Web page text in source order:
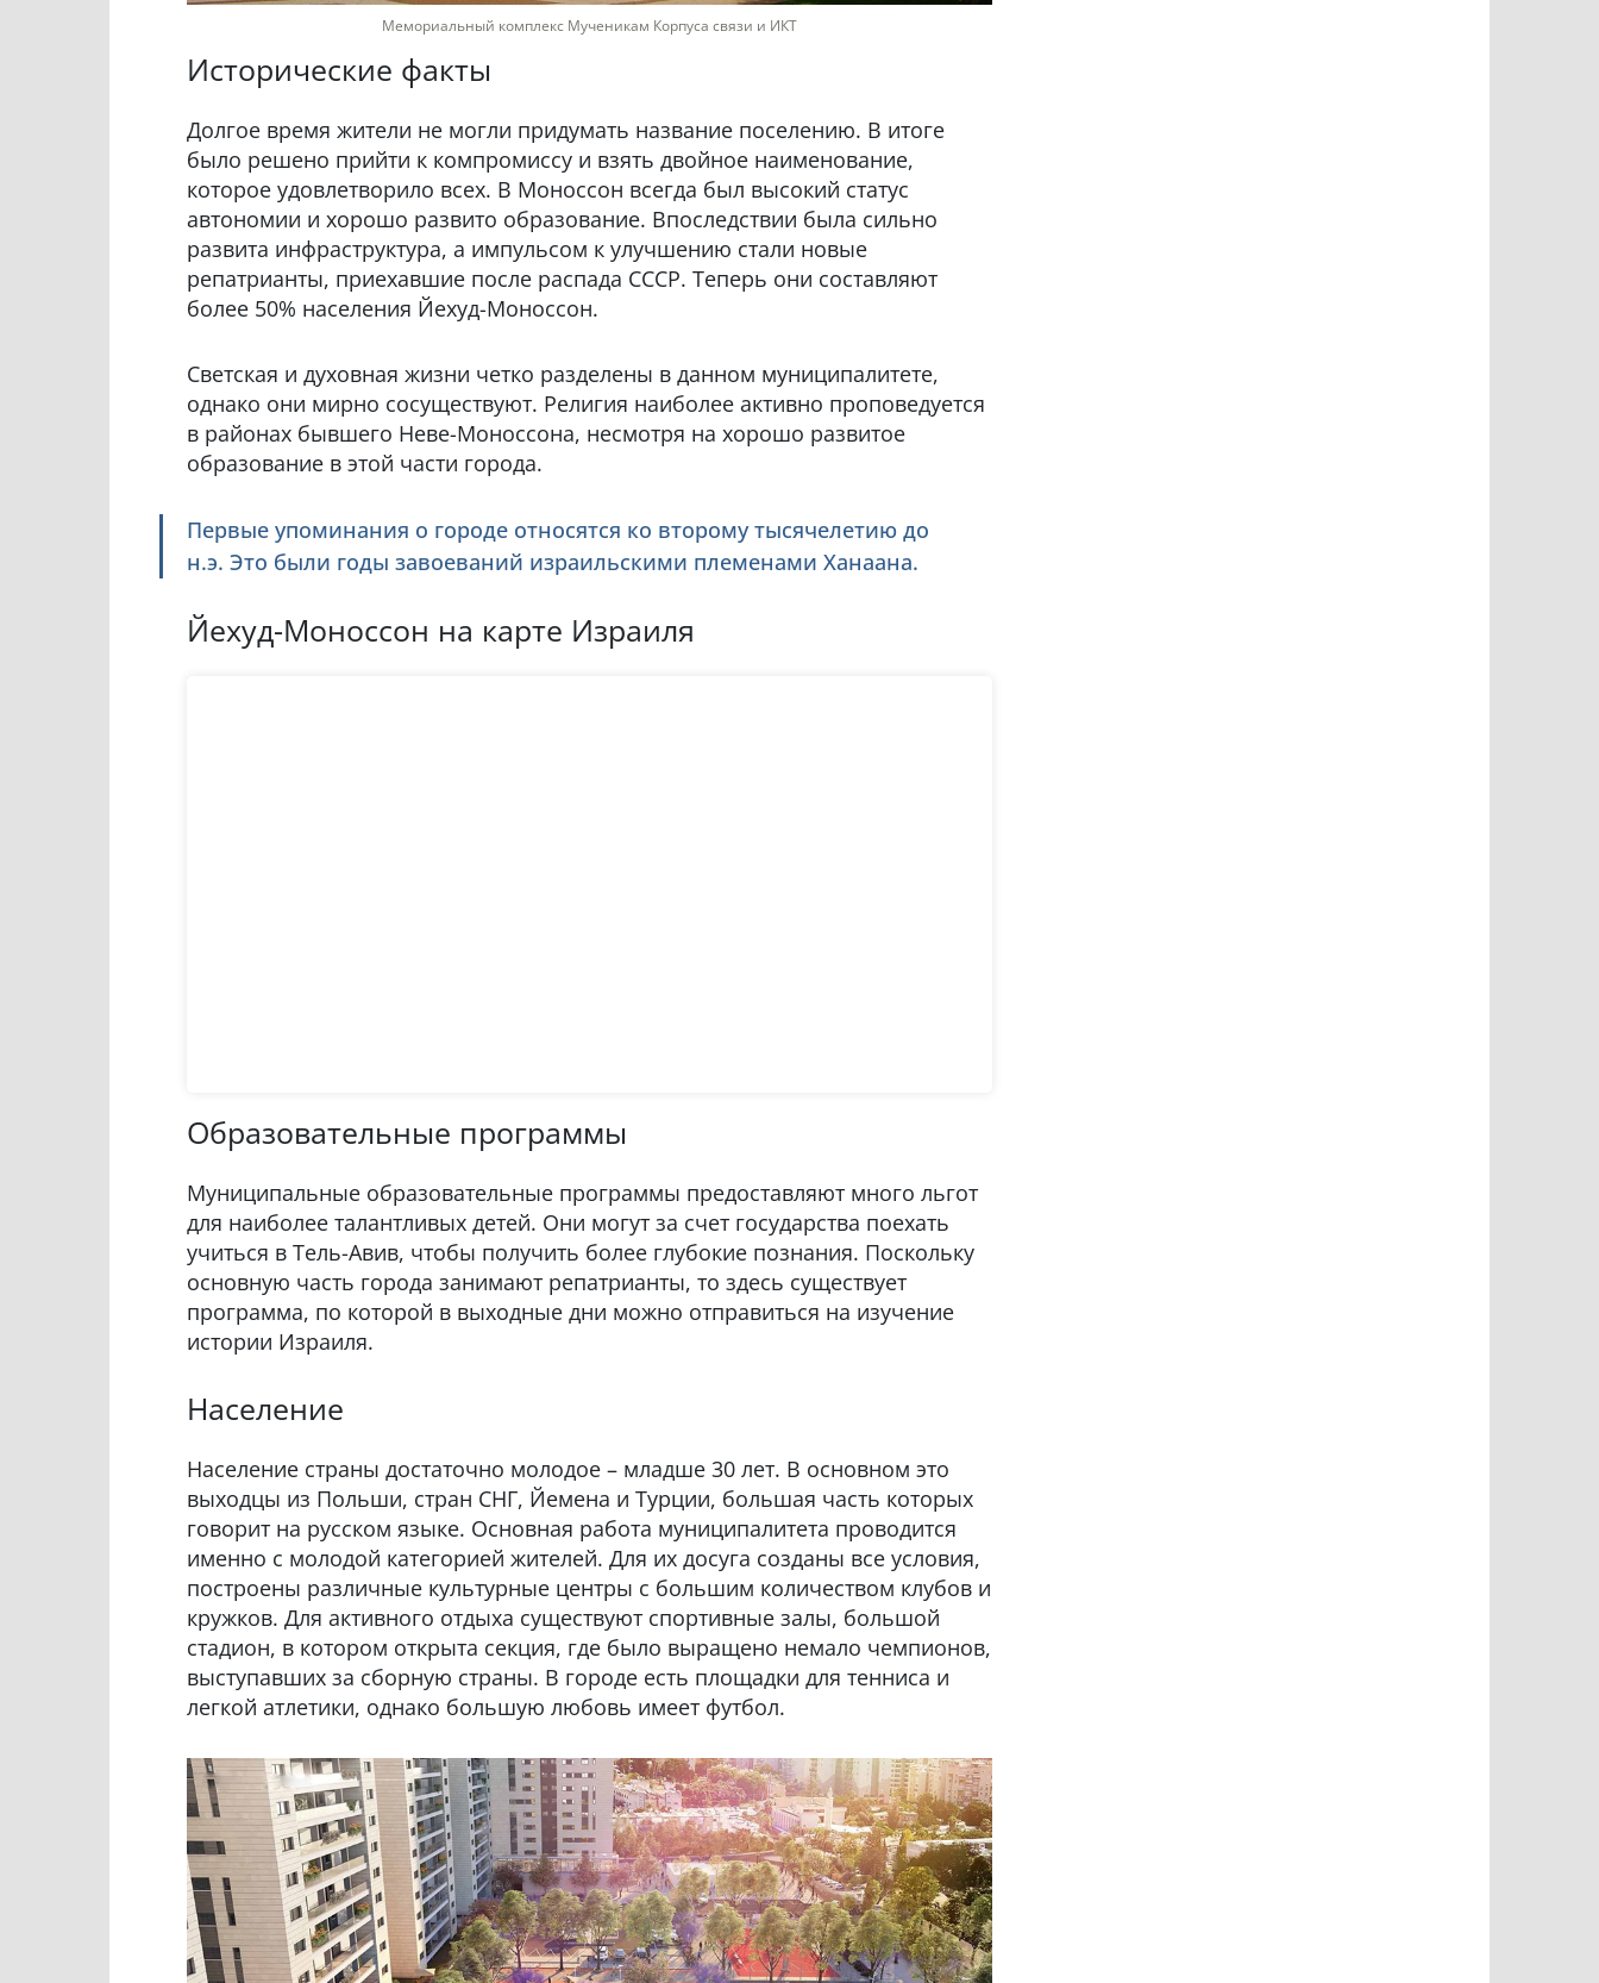
Мемориальный комплекс Мученикам Корпуса связи и ИКТ
Исторические факты
Долгое время жители не могли придумать название поселению. В итоге
было решено прийти к компромиссу и взять двойное наименование,
которое удовлетворило всех. В Моноссон всегда был высокий статус
автономии и хорошо развито образование. Впоследствии была сильно
развита инфраструктура, а импульсом к улучшению стали новые
репатрианты, приехавшие после распада СССР. Теперь они составляют
более 50% населения Йехуд-Моноссон.
Светская и духовная жизни четко разделены в данном муниципалитете,
однако они мирно сосуществуют. Религия наиболее активно проповедуется
в районах бывшего Неве-Моноссона, несмотря на хорошо развитое
образование в этой части города.
Первые упоминания о городе относятся ко второму тысячелетию до
н.э. Это были годы завоеваний израильскими племенами Ханаана.
Йехуд-Моноссон на карте Израиля
Образовательные программы
Муниципальные образовательные программы предоставляют много льгот
для наиболее талантливых детей. Они могут за счет государства поехать
учиться в Тель-Авив, чтобы получить более глубокие познания. Поскольку
основную часть города занимают репатрианты, то здесь существует
программа, по которой в выходные дни можно отправиться на изучение
истории Израиля.
Население
Население страны достаточно молодое – младше 30 лет. В основном это
выходцы из Польши, стран СНГ, Йемена и Турции, большая часть которых
говорит на русском языке. Основная работа муниципалитета проводится
именно с молодой категорией жителей. Для их досуга созданы все условия,
построены различные культурные центры с большим количеством клубов и
кружков. Для активного отдыха существуют спортивные залы, большой
стадион, в котором открыта секция, где было выращено немало чемпионов,
выступавших за сборную страны. В городе есть площадки для тенниса и
легкой атлетики, однако большую любовь имеет футбол.